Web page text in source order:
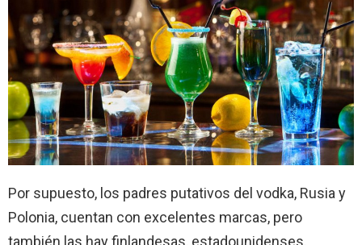
Por supuesto, los padres putativos del vodka, Rusia y
Polonia, cuentan con excelentes marcas, pero